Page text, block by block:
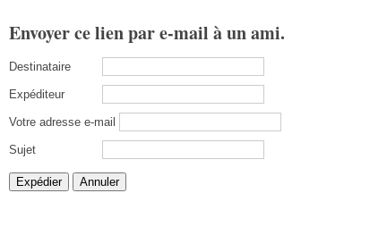
Envoyer ce lien par e-mail à un ami.
Destinataire
Expéditeur
Votre adresse e-mail
Sujet
Expédier Annuler